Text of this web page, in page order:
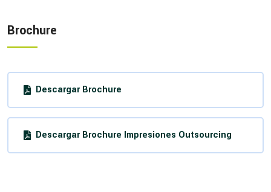
Brochure
Descargar Brochure
Descargar Brochure Impresiones Outsourcing